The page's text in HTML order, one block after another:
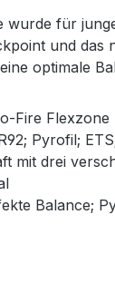
wurde für
und
optimale
Fire Flexzone
Pyrofil;
mit drei
Balance;